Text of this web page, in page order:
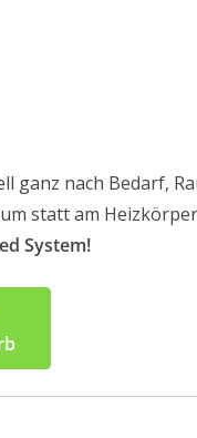
ganz nach Bedarf,
statt am
System!